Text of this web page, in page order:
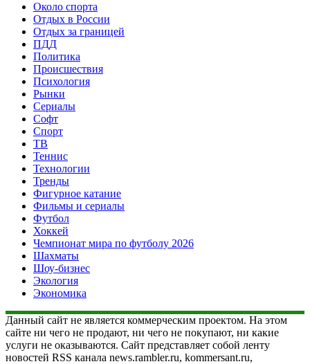
Около спорта
Отдых в России
Отдых за границей
ПДД
Политика
Происшествия
Психология
Рынки
Сериалы
Софт
Спорт
ТВ
Теннис
Технологии
Тренды
Фигурное катание
Фильмы и сериалы
Футбол
Хоккей
Чемпионат мира по футболу 2026
Шахматы
Шоу-бизнес
Экология
Экономика
Данный сайт не является коммерческим проектом. На этом
сайте ни чего не продают, ни чего не покупают, ни какие
услуги не оказываются. Сайт представляет собой ленту
новостей RSS канала news.rambler.ru, kommersant.ru,